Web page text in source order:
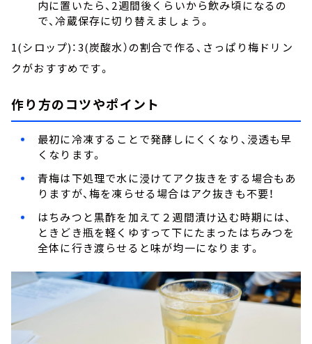
内に置いたら、2週間後くらいから飲み頃になるの
で、冷蔵保存に切り替えましょう。
1(シロップ)：3(炭酸水）の割合で作る、さっぱり梅ドリン
クがおすすめです。
作り方のコツやポイント
最初に冷凍することで発酵しにくくなり、浸透も早
くなります。
青梅は下処理で水に浸けてアク抜きをする場合もあ
りますが、梅を凍らせる場合はアク抜きも不要！
はちみつと黒酢を加えて２週間漬け込む時期には、
ときどき瓶を軽くゆすって下にたまったはちみつを
全体に行き渡らせると味が均一になります。